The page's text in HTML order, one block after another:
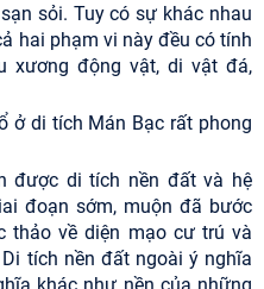
sỏi. Tuy có sự khác nhau
hai phạm vi này đều có tính
xương động vật, di vật đá,
ở di tích Mán Bạc rất phong
được di tích nền đất và hệ
đoạn sớm, muộn đã bước
thảo về diện mạo cư trú và
tích nền đất ngoài ý nghĩa